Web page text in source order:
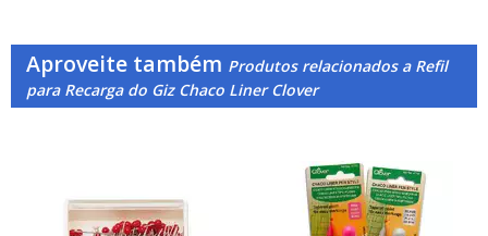
Aproveite também Produtos relacionados a Refil
para Recarga do Giz Chaco Liner Clover